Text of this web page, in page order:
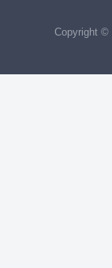
Copyright ©